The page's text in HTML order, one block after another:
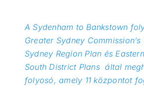
A Sydenham to Bankstown
Greater Sydney Commission’s
Sydney Region Plan és
South District Plans által
folyosó, amely 11 központot